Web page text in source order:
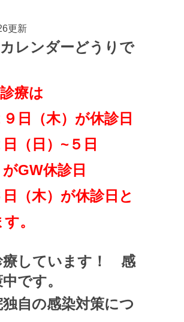
更新
レンダーどうりで
療は
９日（木）が休診日
日（日）~５日
がGW休診日
日（木）が休診日と
。
療しています！ 感
です。
自の感染対策につ